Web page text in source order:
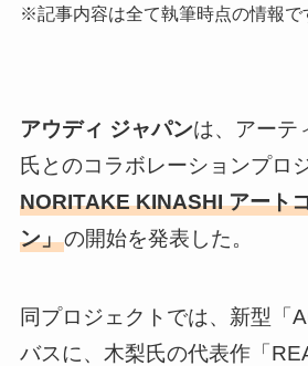
※記事内容は全て執筆時点の情報で
アウディ ジャパンは、アーテ
氏とのコラボレーションプロ
NORITAKE KINASHI アート
ン」の開始を発表した。
同プロジェクトでは、新型「
バスに、木梨氏の代表作「